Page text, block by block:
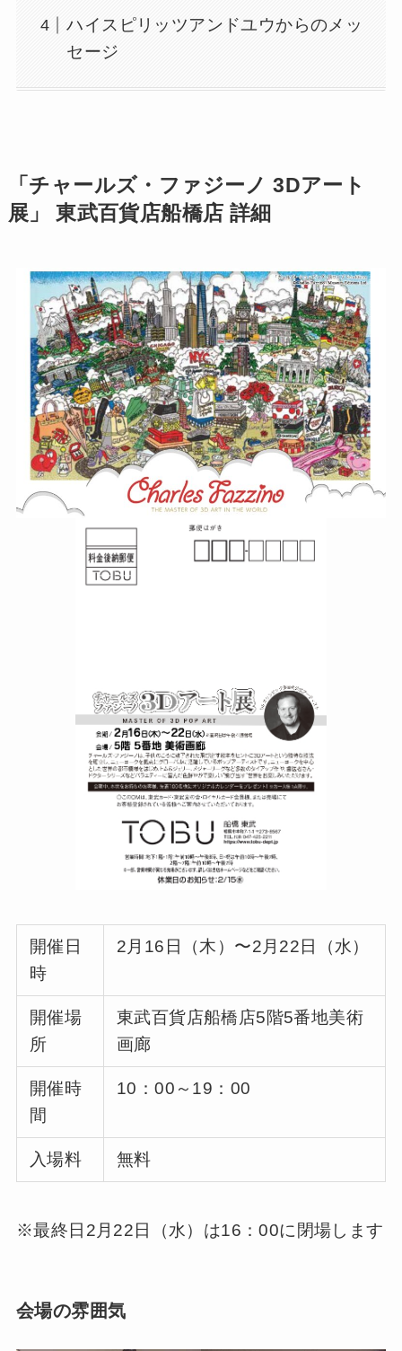
ハイスピリッツアンドユウからのメッ
セージ
「チャールズ・ファジーノ 3Dアート
展」 東武百貨店船橋店 詳細
開催日
時
2月16日（木）〜2月22日（水）
開催場
所
東武百貨店船橋店5階5番地美術
画廊
開催時
間
10：00～19：00
入場料 無料
※最終日2月22日（水）は16：00に閉場します
会場の雰囲気